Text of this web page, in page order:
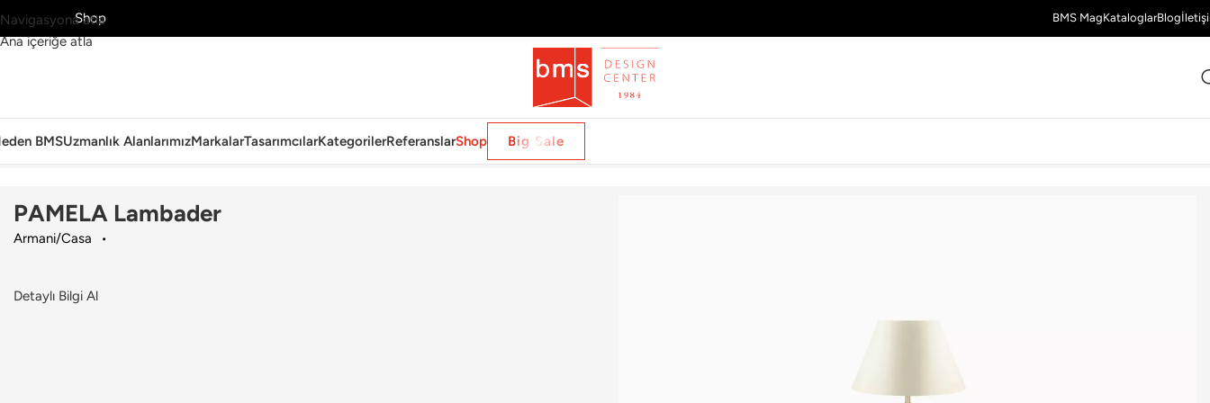
Navigasyona atla
Ana içeriğe atla
KeşfetShop BMS MagKataloglarBlog
BMSUzmanlık AlanlarımızMarkalarTasarımcılarKategorilerReferanslarShop Big Sale
Ana Sayfa›Aydınlatma›Lambader›Armani/Casa›PAMELA Lambader
PAMELA Lambader
Armani/Casa
Detaylı Bilgi Al